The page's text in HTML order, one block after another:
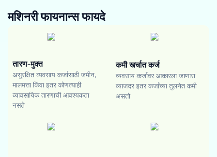
मशिनरी फायनान्सफायदे
तारण-मुक्त
असुरक्षित व्यवसाय कर्जासाठी जमीन,
मालमत्ता किंवा इतर कोणत्याही
व्यावसायिक तारणाची आवश्यकता
नसते
कमी खर्चात कर्ज
व्यवसाय कर्जावर आकारला जाणारा
व्याजदर इतर कर्जांच्या तुलनेत कमी
असतो